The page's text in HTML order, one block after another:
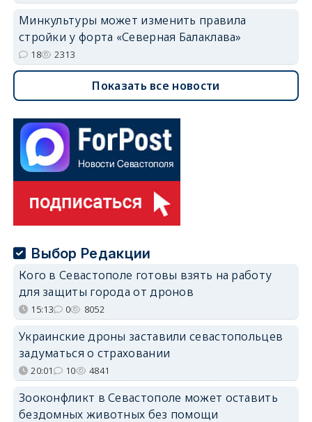
Минкультуры может изменить правила
стройки у форта «Северная Балаклава»
18 2313
Показать все новости
Выбор Редакции
Кого в Севастополе готовы взять на работу
для защиты города от дронов
15:13 0 8052
Украинские дроны заставили севастопольцев
задуматься о страховании
20:01 10 4841
Зооконфликт в Севастополе может оставить
бездомных животных без помощи